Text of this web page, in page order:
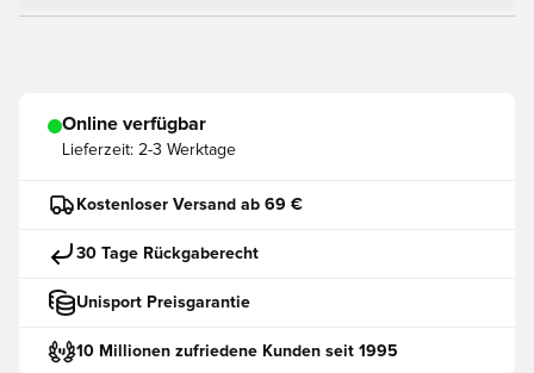
Online verfügbar
Lieferzeit: 2-3 Werktage
Kostenloser Versand ab 69 €
30 Tage Rückgaberecht
Unisport Preisgarantie
10 Millionen zufriedene Kunden seit 1995